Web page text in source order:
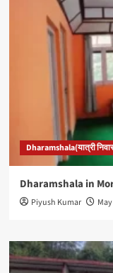
Dharamshala(यात्री
Dharamshala in
Piyush Kumar